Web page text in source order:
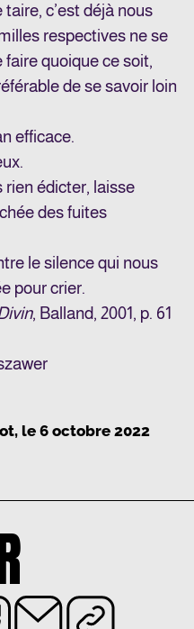
c’est déjà nous
respectives ne se
quoique ce soit,
de se savoir loin
efficace.
rien édicter, laisse
des fuites
le silence qui nous
pour crier.
, Balland, 2001, p. 61
, le 6 octobre 2022